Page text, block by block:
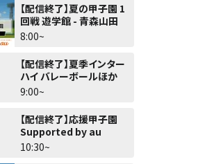
【配信終了】夏の甲子園 1
回戦 遊学館 - 青森山田
8:00~
【配信終了】夏季インター
ハイ バレーボールほか
9:00~
【配信終了】応援甲子園
Supported by au
10:30~